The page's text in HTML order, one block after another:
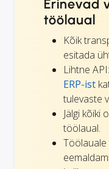
Erinevad
töölaual
Kõik
esitada
Lihtne
ERP-ist
tulevaste
Jälgi kõiki
töölaual.
Töölauale